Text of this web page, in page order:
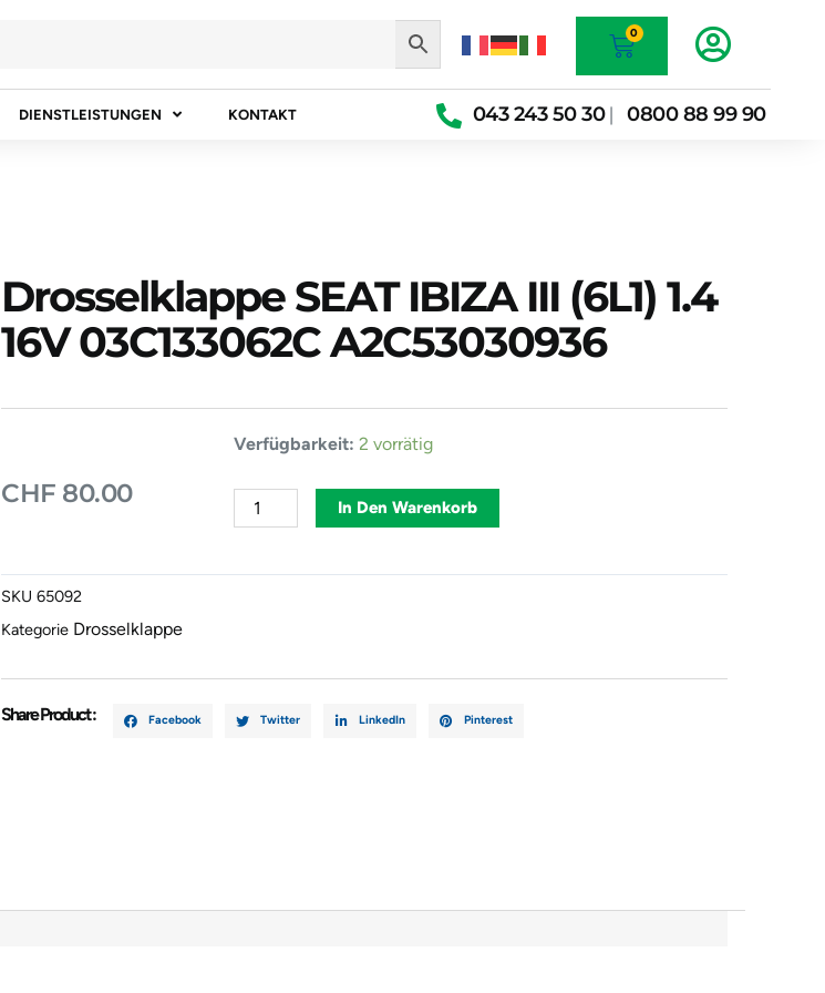
0
Warenkorb
DIENSTLEISTUNGEN KONTAKT 043 243 50 30| 0800 88 99 90
Drosselklappe SEAT IBIZA III (6L1) 1.4
16V 03C133062C A2C53030936
CHF 80.00
Verfügbarkeit: 2 vorrätig
Drosselklappe
IBIZA
III
1.4
Menge
In Den Warenkorb
SKU65092
Kategorie Drosselklappe
Share Product : Facebook Twitter LinkedIn Pinterest